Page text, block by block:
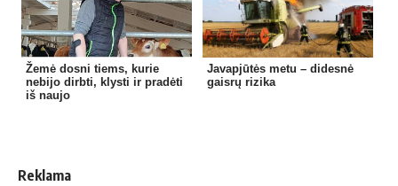
Žemė dosni tiems, kurie
nebijo dirbti, klysti ir pradėti
iš naujo
Javapjūtės metu – didesnė
gaisrų rizika
Reklama